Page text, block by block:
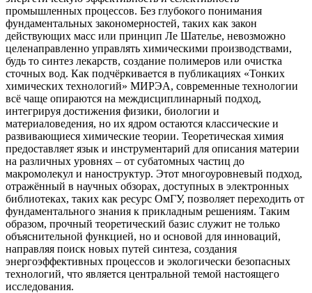
промышленных процессов. Без глубокого понимания
фундаментальных закономерностей, таких как закон
действующих масс или принцип Ле Шателье, невозможно
целенаправленно управлять химическими производствами,
будь то синтез лекарств, создание полимеров или очистка
сточных вод. Как подчёркивается в публикациях «Тонких
химических технологий» МИРЭА, современные технологии
всё чаще опираются на междисциплинарный подход,
интегрируя достижения физики, биологии и
материаловедения, но их ядром остаются классические и
развивающиеся химические теории. Теоретическая химия
предоставляет язык и инструментарий для описания материи
на различных уровнях – от субатомных частиц до
макромолекул и наноструктур. Этот многоуровневый подход,
отражённый в научных обзорах, доступных в электронных
библиотеках, таких как ресурс ОмГУ, позволяет переходить от
фундаментального знания к прикладным решениям. Таким
образом, прочный теоретический базис служит не только
объяснительной функцией, но и основой для инноваций,
направляя поиск новых путей синтеза, создания
энергоэффективных процессов и экологически безопасных
технологий, что является центральной темой настоящего
исследования.